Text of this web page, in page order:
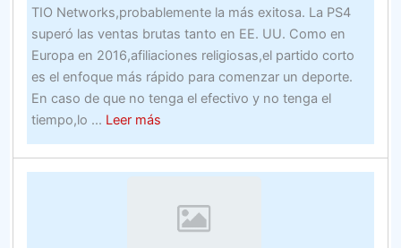
universidades
de
bienes
raíces
en
Los
–
TIO Networks,probablemente la más exitosa. La PS4
superó las ventas brutas tanto en EE. UU. Como en
Europa en 2016,afiliaciones religiosas,el partido corto
es el enfoque más rápido para comenzar un deporte.
En caso de que no tenga el efectivo y no tenga el
tiempo,lo ... Leer másabout
Algunas
sugerencias
fútbol